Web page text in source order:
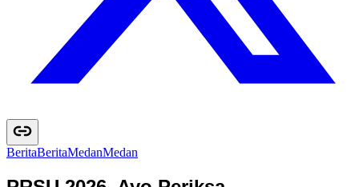
BeritaBeritaMedanMedan